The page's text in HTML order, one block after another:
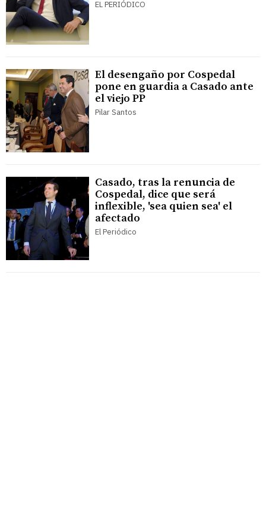
EL PERIÓDICO
El desengaño por Cospedal
pone en guardia a Casado ante
el viejo PP
Pilar Santos
Casado, tras la renuncia de
Cospedal, dice que será
inflexible, 'sea quien sea' el
afectado
El Periódico